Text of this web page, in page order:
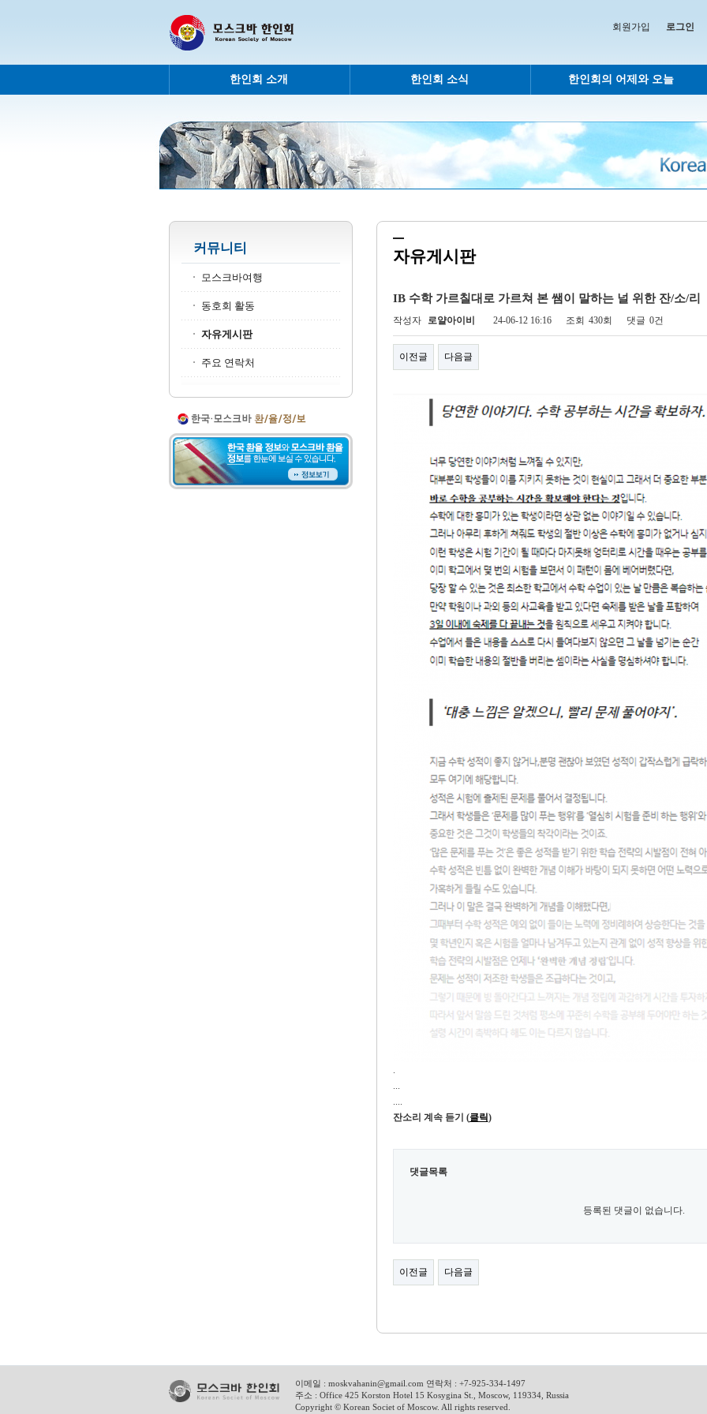
회원가입 로그인
한인회 소개 한인회 소식 한인회의 어제와 오늘
커뮤니티
모스크바여행
동호회 활동
자유게시판
주요 연락처
자유게시판
IB 수학 가르칠대로 가르쳐 본 쌤이 말하는 널 위한 잔/소/리
작성자 로얄아이비 24-06-12 16:16 조회 430회 댓글 0건
이전글 다음글
.
...
....
잔소리 계속 듣기 (클릭)
댓글목록
등록된 댓글이 없습니다.
이전글 다음글
이메일 : moskvahanin@gmail.com 연락처 : +7-925-334-1497
주소 : Office 425 Korston Hotel 15 Kosygina St., Moscow, 119334, Russia
Copyright © Korean Societ of Moscow. All rights reserved.